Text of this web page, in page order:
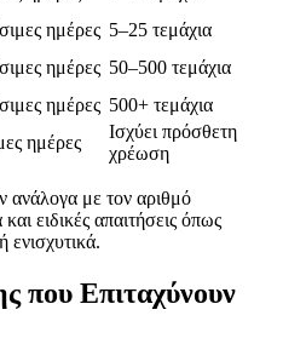
ημέρες 5–25 τεμάχια
ημέρες 50–500 τεμάχια
ημέρες 500+ τεμάχια
ημέρες
Ισχύει πρόσθετη
χρέωση
ανάλογα με τον αριθμό
ειδικές απαιτήσεις όπως
ενισχυτικά.
που Επιταχύνουν